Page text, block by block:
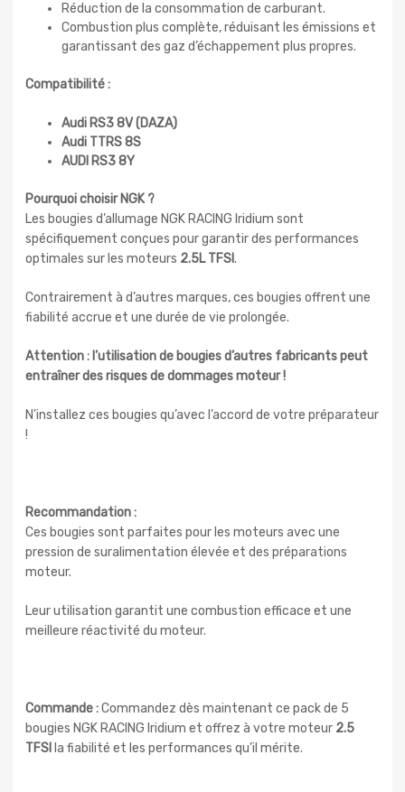
Réduction de la consommation de carburant.
Combustion plus complète, réduisant les émissions et
garantissant des gaz d’échappement plus propres.
Compatibilité :
Audi RS3 8V (DAZA)
Audi TTRS 8S
AUDI RS3 8Y
Pourquoi choisir NGK ?
Les bougies d’allumage NGK RACING Iridium sont
spécifiquement conçues pour garantir des performances
optimales sur les moteurs 2.5L TFSI.
Contrairement à d’autres marques, ces bougies offrent une
fiabilité accrue et une durée de vie prolongée.
Attention : l’utilisation de bougies d’autres fabricants peut
entraîner des risques de dommages moteur !
N’installez ces bougies qu’avec l’accord de votre préparateur
!
Recommandation :
Ces bougies sont parfaites pour les moteurs avec une
pression de suralimentation élevée et des préparations
moteur.
Leur utilisation garantit une combustion efficace et une
meilleure réactivité du moteur.
Commande :Commandez dès maintenant ce pack de 5
bougies NGK RACING Iridium et offrez à votre moteur 2.5
TFSI la fiabilité et les performances qu’il mérite.